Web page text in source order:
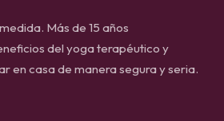
Más de 15 años
del yoga terapéutico y
en casa de manera segura y seria.